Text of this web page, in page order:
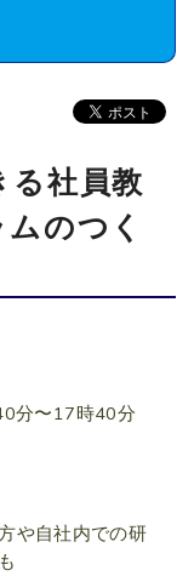
る社員教
のつく
分〜17時40分
や自社内での研